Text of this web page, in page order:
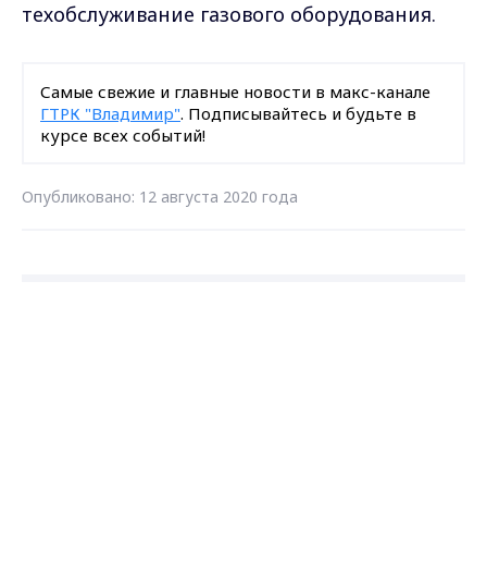
техобслуживание газового оборудования.
Самые свежие и главные новости в макс-канале
ГТРК "Владимир". Подписывайтесь и будьте в
курсе всех событий!
Опубликовано: 12 августа 2020 года